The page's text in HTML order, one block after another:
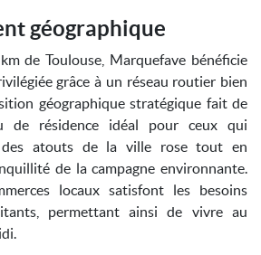
géographique
de Toulouse, Marquefave bénéficie
grâce à un réseau routier bien
géographique stratégique fait de
de résidence idéal pour ceux qui
atouts de la ville rose tout en
de la campagne environnante.
locaux satisfont les besoins
permettant ainsi de vivre au